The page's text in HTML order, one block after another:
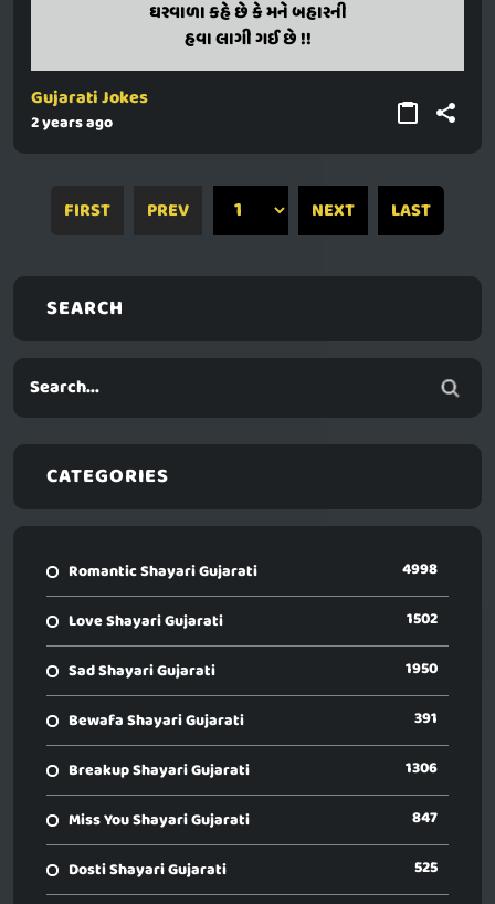
ઘરવાળા કહે છે કે મને બહારની
હવા લાગી ગઈ છે !!
gharaval kahe chhe ke mane baharani
hava lagi gai chhe !!
Gujarati Jokes
2 years ago
FIRST PREV NEXT LAST
SEARCH
CATEGORIES
Romantic Shayari Gujarati 4998
Love Shayari Gujarati 1502
Sad Shayari Gujarati 1950
Bewafa Shayari Gujarati 391
Breakup Shayari Gujarati 1306
Miss You Shayari Gujarati 847
Dosti Shayari Gujarati 525